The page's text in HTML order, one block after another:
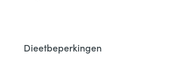
Dieetbeperkingen